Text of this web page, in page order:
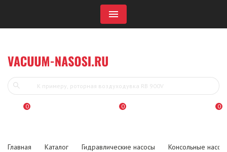
Menu
0 0 0
Главная Каталог Гидравлические насосы Консольные